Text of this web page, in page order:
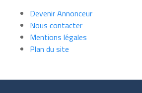
Devenir Annonceur
Nous contacter
Mentions légales
Plan du site